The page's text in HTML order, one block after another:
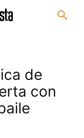
de
con